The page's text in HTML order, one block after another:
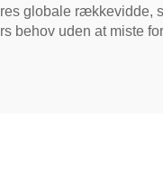
globale rækkevidde,
behov uden at miste